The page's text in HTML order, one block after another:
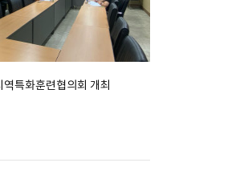
특화훈련협의회 개최